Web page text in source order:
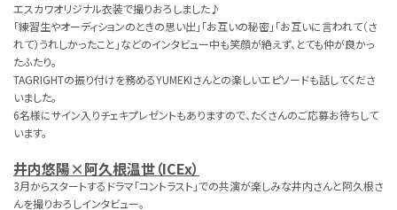
エスカワオリジナル衣装で撮りおろしました♪
「練習生やオーディションのときの思い出」「お互いの秘密」「お互いに言われて（さ
れて）うれしかったこと」などのインタビュー中も笑顔が絶えず、とても仲が良かっ
たふたり。
TAGRIGHTの振り付けを務めるYUMEKIさんとの楽しいエピソードも話してくださ
いました。
6名様にサイン入りチェキプレゼントもありますので、たくさんのご応募お待ちして
います。
井内悠陽×阿久根温世（ICEx）
3月からスタートするドラマ「コントラスト」での共演が楽しみな井内さんと阿久根さ
んを撮りおろしインタビュー。